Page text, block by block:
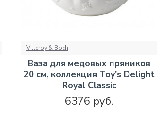
Villeroy & Boch
Ваза для медовых пряников
20 см, коллекция Toy's Delight
Royal Classic
6376 руб.